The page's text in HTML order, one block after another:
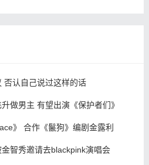
否认自己说过这样的话
做男主 有望出演《保护者们》
》 合作《鬣狗》编剧金露利
智秀邀请去blackpink演唱会